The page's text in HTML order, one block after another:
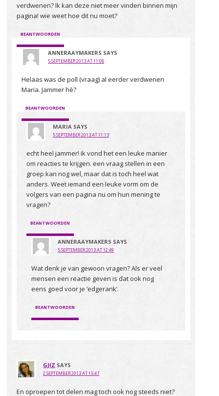
verdwenen? Ik kan deze niet meer vinden binnen mijn
pagina! wie weet hoe dit nu moet?
BEANTWOORDEN
ANNERAAYMAKERS SAYS
5 SEPTEMBER 2013 AT 11:08
Helaas was de poll (vraag) al eerder verdwenen
Maria. Jammer hè?
BEANTWOORDEN
MARIA SAYS
5 SEPTEMBER 2013 AT 11:13
echt heel jammer! ik vond het een leuke manier
om reacties te krijgen. een vraag stellen in een
groep kan nog wel, maar dat is toch heel wat
anders. Weet iemand een leuke vorm om de
volgers van een pagina nu om hun mening te
vragen?
BEANTWOORDEN
ANNERAAYMAKERS SAYS
5 SEPTEMBER 2013 AT 12:49
Wat denk je van gewoon vragen? Als er veel
mensen een reactie geven is dat ook nog
eens goed voor je ‘edgerank’.
BEANTWOORDEN
GJIZ SAYS
2 SEPTEMBER 2013 AT 15:47
En oproepen tot delen mag toch ook nog steeds niet?